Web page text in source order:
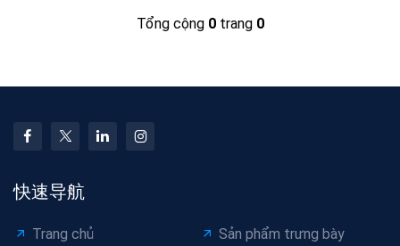
Tổng cộng 0trang 0
快速导航
Trang chủ
Sản phẩm trưng bày